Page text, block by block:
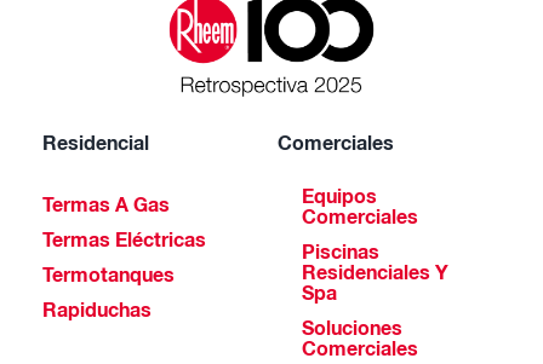
Residencial
Termas A Gas
Termas Eléctricas
Termotanques
Rapiduchas
Comerciales
Equipos
Comerciales
Piscinas
Residenciales Y
Spa
Soluciones
Comerciales